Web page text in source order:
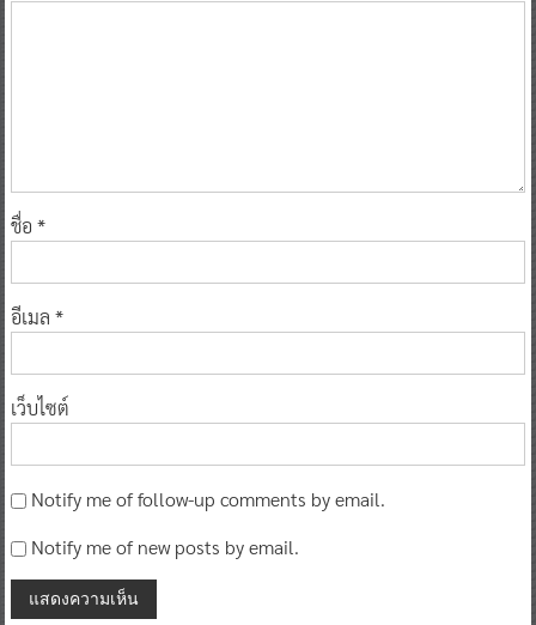
ชื่อ *
อีเมล *
เว็บไซต์
Notify me of follow-up comments by email.
Notify me of new posts by email.